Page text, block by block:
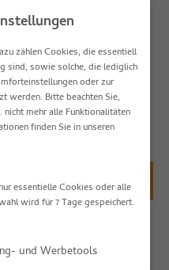
SIMPLR-LOGIN
zählen Cookies, die essentiell
sind, sowie solche, die lediglich
oder zur
werden. Bitte beachten Sie,
mehr alle Funktionalitäten
finden Sie in unseren
essentielle Cookies oder alle
wird für 7 Tage gespeichert.
und Werbetools